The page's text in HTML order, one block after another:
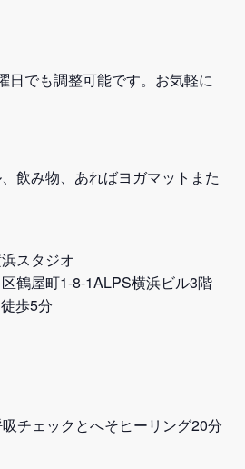
日でも調整可能です。お気軽に
飲み物、あればヨガマットまた
スタジオ
鶴屋町1-8-1ALPS横浜ビル3階
歩5分
チェックとへそヒーリング20分